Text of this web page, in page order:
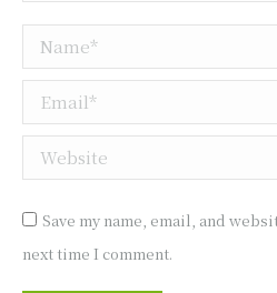
Name *
Email *
Website
Save my name, email, and
next time I comment.